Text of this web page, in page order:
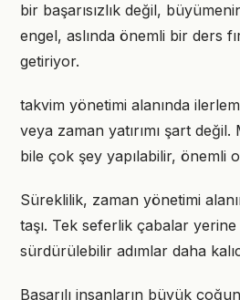
bir başarısızlık değil,
engel, aslında önemli bir ders
getiriyor.
takvim yönetimi alanında
veya zaman yatırımı şart
bile çok şey yapılabilir, önemli
Süreklilik, zaman yönetimi
taşı. Tek seferlik çabalar
sürdürülebilir adımlar daha
Başarılı insanların büyük